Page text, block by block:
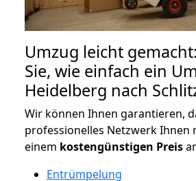
Umzug leicht
Sie, wie einfach ein
Heidelberg nach
Wir können Ihnen garantieren,
professionelles Netzwerk Ihnen
einem kostengünstigen Preis
Entrümpelung